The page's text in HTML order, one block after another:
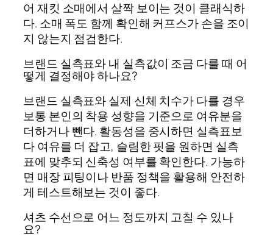
어 재킷 소매에서 살짝 보이는 것이 클래식하
다. 소매 폭도 함께 확인해 커프스가 손을 조이
지 않는지 점검한다.
브랜드 실측표와 내 실측값이 조금 다를 때 어
떻게 결정해야 하나요?
브랜드 실측표와 실제 신체 치수가 다를 경우
보통 본인의 착용 성향을 기준으로 여유분을
더하거나 뺀다. 활동성을 중시하면 실측표보
다 여유를 더 잡고, 슬림한 핏을 원하면 실측
표에 맞추되 신축성 여부를 확인한다. 가능하
면 매장 피팅이나 반품 정책을 활용해 안전하
게 테스트해보는 것이 좋다.
셔츠 수선으로 어느 정도까지 고칠 수 있나
요?